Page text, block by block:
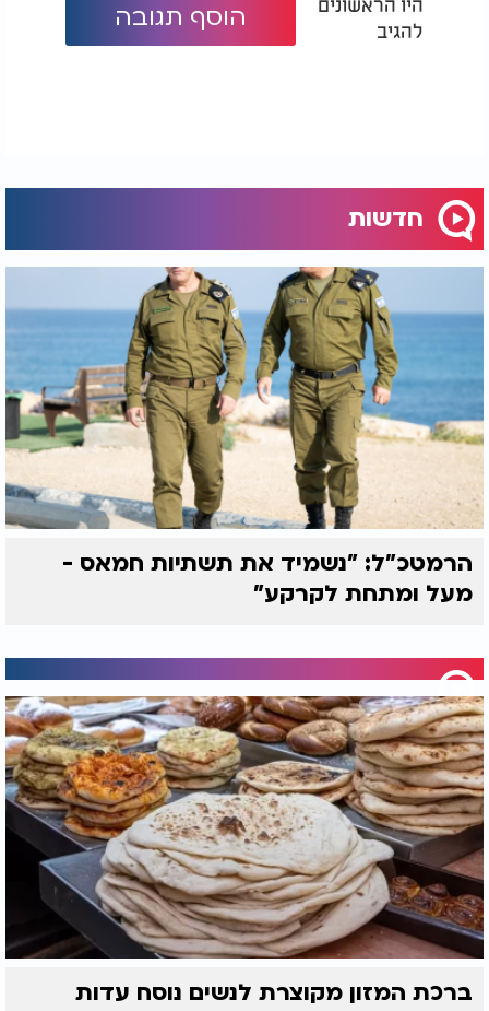
להגיב
הוסף תגובה
חדשות
הרמטכ"ל: "נשמיד את תשתיות חמאס -
מעל ומתחת לקרקע"
ברכת המזון מקוצרת לנשים נוסח עדות